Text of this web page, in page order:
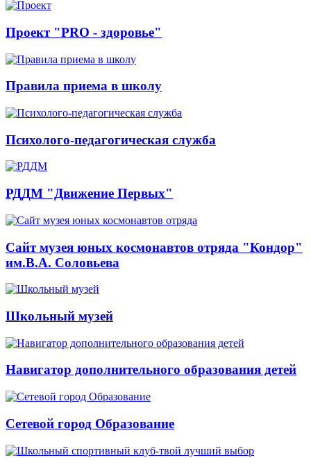
Проект "PRO - здоровье"
Правила приема в школу
Психолого-педагогическая служба
РДДМ "Движение Первых"
Сайт музея юных космонавтов отряда "Кондор"
им.В.А. Соловьева
Школьный музей
Навигатор дополнительного образования детей
Сетевой город Образование